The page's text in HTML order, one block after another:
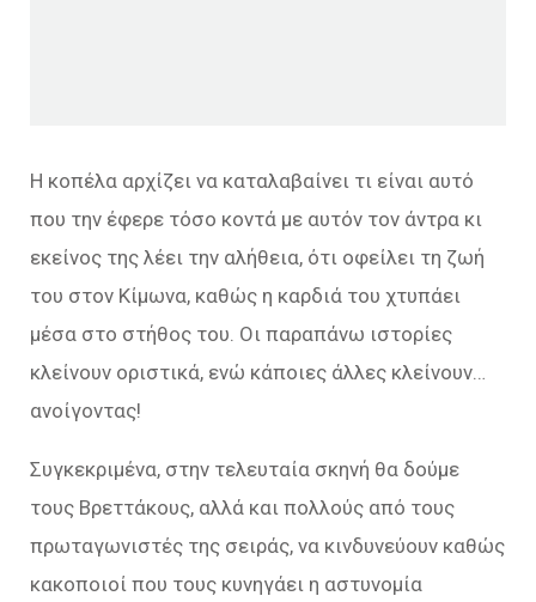
Η κοπέλα αρχίζει να καταλαβαίνει τι είναι αυτό
που την έφερε τόσο κοντά με αυτόν τον άντρα κι
εκείνος της λέει την αλήθεια, ότι οφείλει τη ζωή
του στον Κίμωνα, καθώς η καρδιά του χτυπάει
μέσα στο στήθος του. Οι παραπάνω ιστορίες
κλείνουν οριστικά, ενώ κάποιες άλλες κλείνουν…
ανοίγοντας!
Συγκεκριμένα, στην τελευταία σκηνή θα δούμε
τους Βρεττάκους, αλλά και πολλούς από τους
πρωταγωνιστές της σειράς, να κινδυνεύουν καθώς
κακοποιοί που τους κυνηγάει η αστυνομία